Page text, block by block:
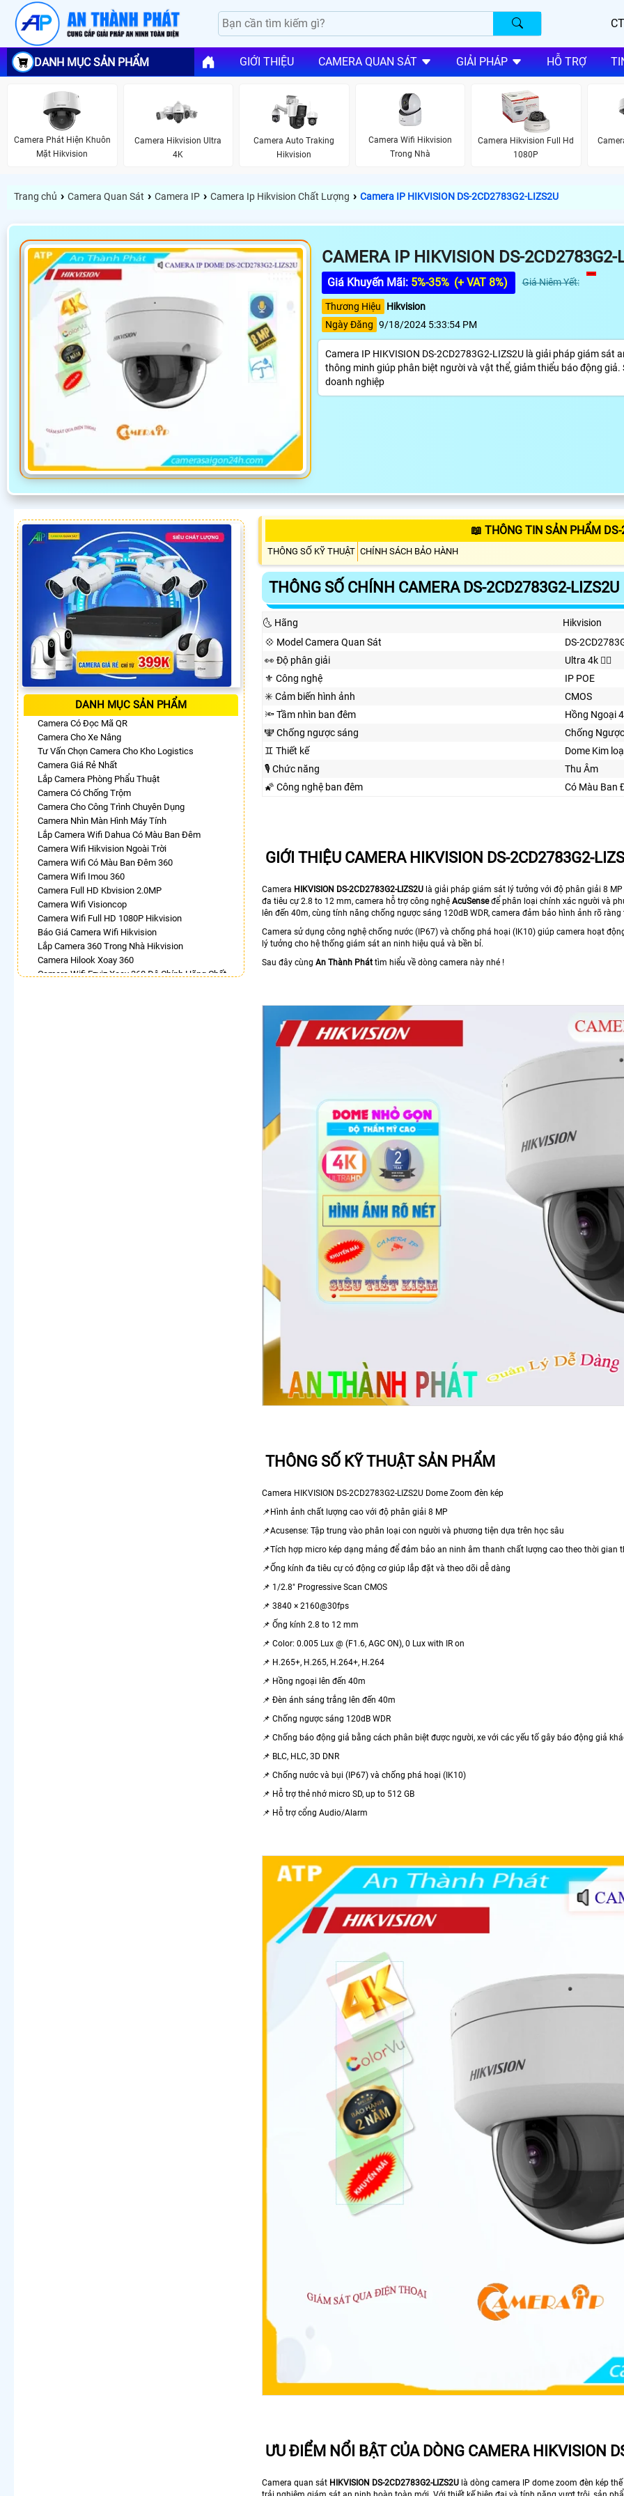
DANH MỤC SẢN PHẨM GIỚI THIỆU CAMERA QUAN SÁT GIẢI PHÁP HỖ TRỢ
Camera Phát Hiện Khuôn
Mặt Hikvision
Camera Hikvision Ultra
4K
Camera Auto Traking
Hikvision
Camera Wifi Hikvision
Trong Nhà
Camera Hikvision Full Hd
1080P
Trang chủ › Camera Quan Sát › Camera IP › Camera Ip Hikvision Chất Lượng › Camera IP HIKVISION DS-2CD2783G2-LIZS2U
CAMERA IP HIKVISION DS-2CD2783G2-
Giá Khuyến Mãi: 5%-35% (+ VAT 8%) Giá Niêm Yết:
Thương Hiệu
Hikvision
Ngày Đăng 9/18/2024 5:33:54 PM
Camera IP HIKVISION DS-2CD2783G2-LIZS2U là giải pháp giám
thông minh giúp phân biệt người và vật thể, giảm thiểu báo động
doanh nghiệp
DANH MỤC SẢN PHẨM
Camera Có Đọc Mã QR
Camera Cho Xe Nâng
Tư Vấn Chọn Camera Cho Kho Logistics
Camera Giá Rẻ Nhất
Lắp Camera Phòng Phẩu Thuật
Camera Có Chống Trộm
Camera Cho Công Trình Chuyên Dụng
Camera Nhìn Màn Hình Máy Tính
Lắp Camera Wifi Dahua Có Màu Ban Đêm
Camera Wifi Hikvision Ngoài Trời
Camera Wifi Có Màu Ban Đêm 360
Camera Wifi Imou 360
Camera Full HD Kbvision 2.0MP
Camera Wifi Visioncop
Camera Wifi Full HD 1080P Hikvision
Báo Giá Camera Wifi Hikvision
Lắp Camera 360 Trong Nhà Hikvision
Camera Hilook Xoay 360
Camera Wifi Ezviz Xoay 360 Độ Chính Hãng Chất
📖 THÔNG TIN SẢN PHẨM
THÔNG SỐ KỸ THUẬT CHÍNH SÁCH BẢO HÀNH
THÔNG SỐ CHÍNH CAMERA DS-2CD2783G2-LIZS2U
🌜 Hãng
Hikvision
💠 Model Camera Quan Sát
DS-
️👀 Độ phân giải
Ultra 4k 👍🏾
⚜️ Công nghệ
IP POE
✳️ Cảm biến hình ảnh
CMOS
🔦 Tầm nhìn ban đêm
Hồng Ngoại
🕎 Chống ngược sáng
Chống
♊ Thiết kế
Dome Kim
🎙 Chức năng
Thu Âm
🌠 Công nghệ ban đêm
Có Màu Ban
GIỚI THIỆU CAMERA HIKVISION DS-2CD2783G2-
Camera HIKVISION DS-2CD2783G2-LIZS2U là giải pháp giám sát lý tưởng với độ phân giải 8
đa tiêu cự 2.8 to 12 mm, camera hỗ trợ công nghệ AcuSenseđể phân loại chính xác người và
lên đến 40m, cùng tính năng chống ngược sáng 120dB WDR, camera đảm bảo hình ảnh rõ
Camera sử dụng công nghệ chống nước (IP67) và chống phá hoại (IK10) giúp camera hoạt
lý tưởng cho hệ thống giám sát an ninh hiệu quả và bền bỉ.
Sau đây cùng An Thành Phát tìm hiểu về dòng camera này nhé !
THÔNG SỐ KỸ THUẬT SẢN PHẨM
Camera HIKVISION DS-2CD2783G2-LIZS2U Dome Zoom đèn kép
📌Hình ảnh chất lượng cao với độ phân giải 8 MP
📌Acusense: Tập trung vào phân loại con người và phương tiện dựa trên học sâu
📌Tích hợp micro kép dạng mảng để đảm bảo an ninh âm thanh chất lượng cao theo thời gian
📌Ống kính đa tiêu cự có động cơ giúp lắp đặt và theo dõi dễ dàng
📌 1/2.8" Progressive Scan CMOS
📌 3840 × 2160@30fps
📌 Ống kính 2.8 to 12 mm
📌 Color: 0.005 Lux @ (F1.6, AGC ON), 0 Lux with IR on
📌 H.265+, H.265, H.264+, H.264
📌 Hồng ngoại lên đến 40m
📌 Đèn ánh sáng trắng lên đến 40m
📌 Chống ngược sáng 120dB WDR
📌 Chống báo động giả bằng cách phân biệt được người, xe với các yếu tố gây báo động giả
📌 BLC, HLC, 3D DNR
📌 Chống nước và bụi (IP67) và chống phá hoại (IK10)
📌 Hỗ trợ thẻ nhớ micro SD, up to 512 GB
📌 Hỗ trợ cổng Audio/Alarm
ƯU ĐIỂM NỔI BẬT CỦA DÒNG CAMERA HIKVISION
Camera quan sát HIKVISION DS-2CD2783G2-LIZS2U là dòng camera IP dome zoom đèn kép